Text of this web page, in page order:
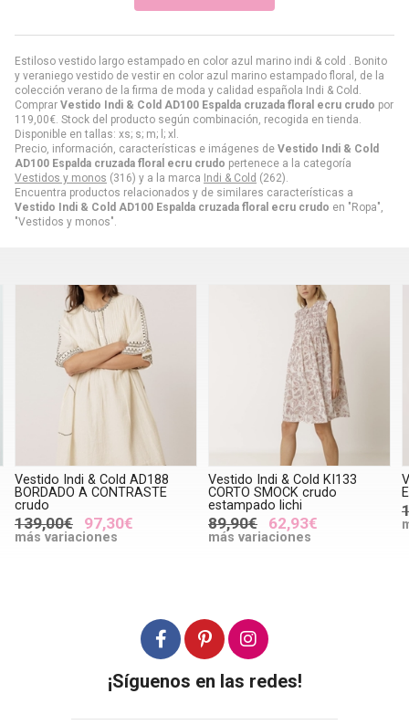
Estiloso vestido largo estampado en color azul marino indi & cold . Bonito
y veraniego vestido de vestir en color azul marino estampado floral, de la
colección verano de la firma de moda y calidad española Indi & Cold.
Comprar Vestido Indi & Cold AD100 Espalda cruzada floral ecru crudo por
119,00€. Stock del producto según combinación, recogida en tienda.
Disponible en tallas: xs; s; m; l; xl.
Precio, información, características e imágenes de Vestido Indi & Cold
AD100 Espalda cruzada floral ecru crudo pertenece a la categoría
Vestidos y monos (316) y a la marca Indi & Cold (262).
Encuentra productos relacionados y de similares características a
Vestido Indi & Cold AD100 Espalda cruzada floral ecru crudo en "Ropa",
"Vestidos y monos".
Vestido Indi & Cold AD188
BORDADO A CONTRASTE
crudo
139,00€ 97,30€
más variaciones
Vestido Indi & Cold KI133
CORTO SMOCK crudo
estampado lichi
89,90€ 62,93€
más variaciones
¡Síguenos en las redes!